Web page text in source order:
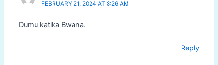
FEBRUARY 21, 2024 AT 8:26 AM
Dumu katika Bwana.
Reply